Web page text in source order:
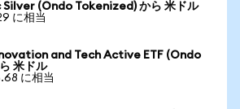
(Ondo Tokenized) から 米ドル
に相当
and Tech Active ETF (Ondo
米ドル
に相当